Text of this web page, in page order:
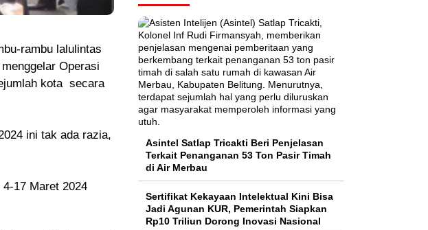
rambu lalulintas
Operasi
kota secara
ini tak ada razia,
17 Maret 2024
Asintel Satlap Tricakti Beri Penjelasan
Terkait Penanganan 53 Ton Pasir Timah
di Air Merbau
Sertifikat Kekayaan Intelektual Kini Bisa
Jadi Agunan KUR, Pemerintah Siapkan
Rp10 Triliun Dorong Inovasi Nasional